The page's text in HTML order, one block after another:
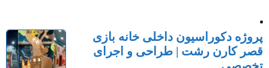
پروژه دکوراسیون داخلی خانه بازی
قصر کارن رشت | طراحی و اجرای
تخصصی